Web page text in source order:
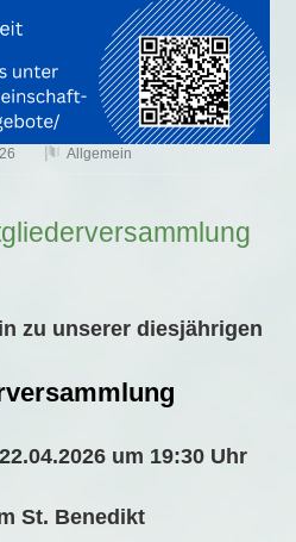
Allgemein
zu unserer diesjährigen
um 19:30 Uhr
St. Benedikt